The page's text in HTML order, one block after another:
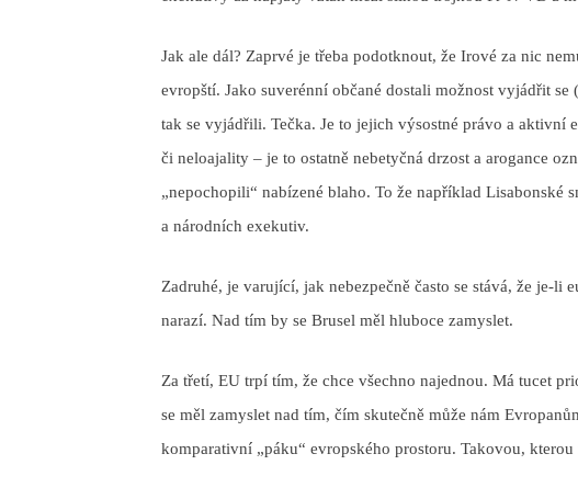
Jak ale dál? Zaprvé je třeba podotknout, že Irové za nic
evropští. Jako suverénní občané dostali možnost vyjádřit
tak se vyjádřili. Tečka. Je to jejich výsostné právo a aktivní
či neloajality – je to ostatně nebetyčná drzost a arogance
„nepochopili“ nabízené blaho. To že například Lisabonské
a národních exekutiv.
Zadruhé, je varující, jak nebezpečně často se stává, že je-li
narazí. Nad tím by se Brusel měl hluboce zamyslet.
Za třetí, EU trpí tím, že chce všechno najednou. Má tucet
se měl zamyslet nad tím, čím skutečně může nám
komparativní „páku“ evropského prostoru. Takovou,